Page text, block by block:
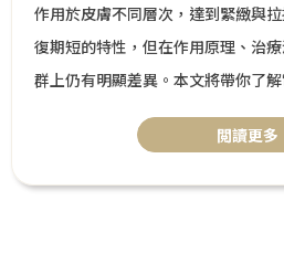
作用於皮膚不同層次，達到緊緻與
復期短的特性，但在作用原理、治
群上仍有明顯差異。本文將帶你了
別，幫助你更清楚選擇適合自己的
閲讀更多